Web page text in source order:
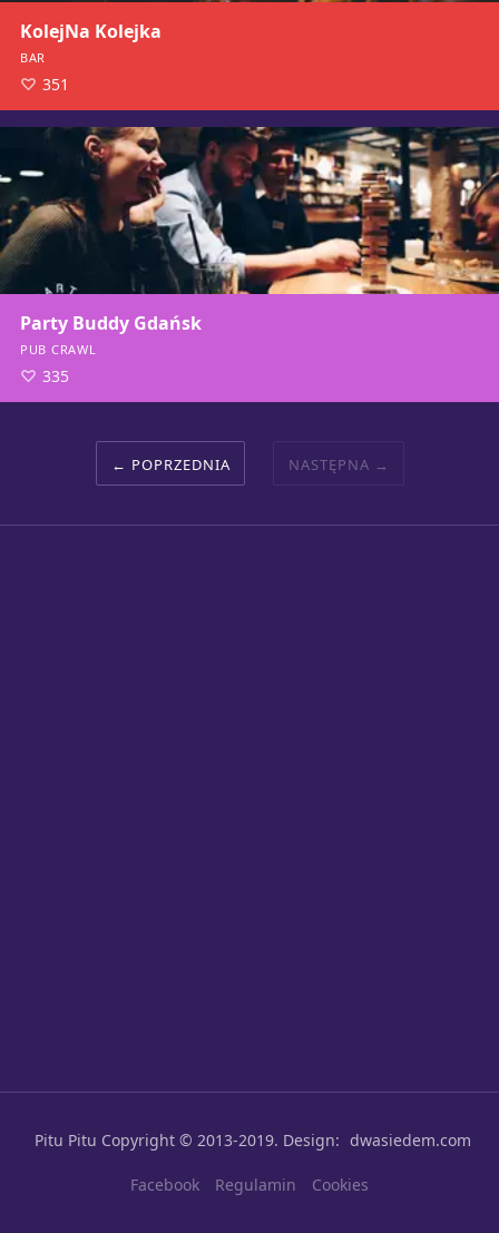
KolejNa Kolejka
BAR
351
Party Buddy Gdańsk
PUB CRAWL
335
POPRZEDNIA NASTĘPNA
Pitu Pitu Copyright © 2013-2019. Design: dwasiedem.com
Facebook Regulamin Cookies